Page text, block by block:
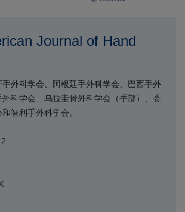
Journal of Hand
外科学会、阿根廷手外科学会、巴西手外
科学会、乌拉圭骨外科学会（手部）、委
智利手外科学会。